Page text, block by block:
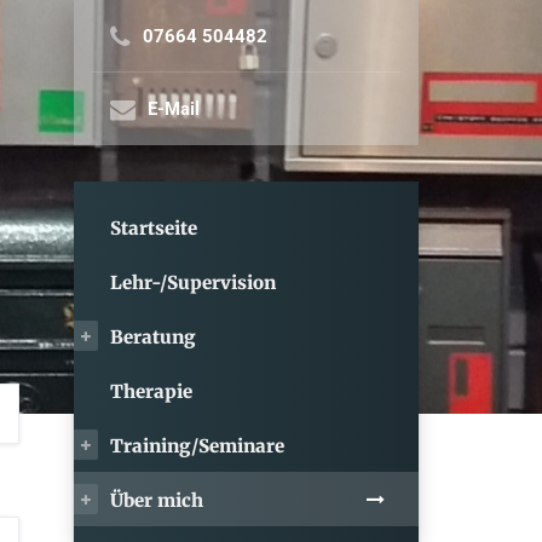
07664 504482
E-Mail
Startseite
Lehr-/Supervision
Beratung
Therapie
Training/Seminare
Über mich